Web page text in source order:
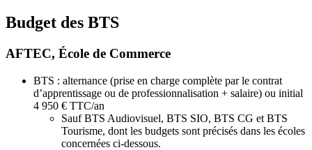
Budget des BTS
AFTEC, École de Commerce
BTS : alternance (prise en charge complète par le contrat
d’apprentissage ou de professionnalisation + salaire) ou initial
4 950 € TTC/an
Sauf BTS Audiovisuel, BTS SIO, BTS CG et BTS
Tourisme, dont les budgets sont précisés dans les écoles
concernées ci-dessous.